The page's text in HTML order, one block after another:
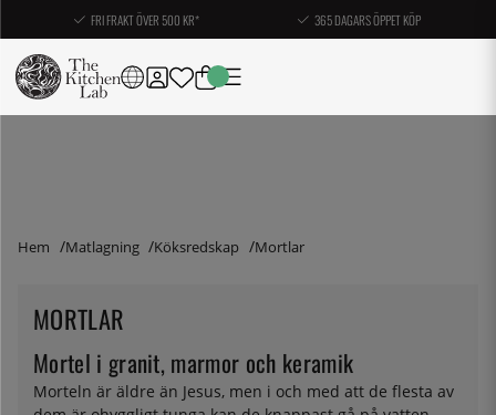
FRI FRAKT ÖVER 500 KR* 365 DAGARS ÖPPET KÖP
Hem Matlagning Köksredskap Mortlar
MORTLAR
Mortel i granit, marmor och keramik
Morteln är äldre än Jesus, men i och med att de flesta av